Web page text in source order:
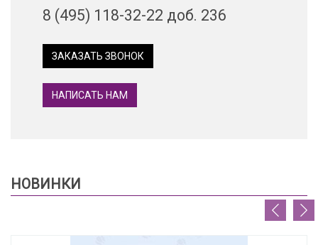
8 (495) 118-32-22 доб. 236
ЗАКАЗАТЬ ЗВОНОК
НАПИСАТЬ НАМ
НОВИНКИ